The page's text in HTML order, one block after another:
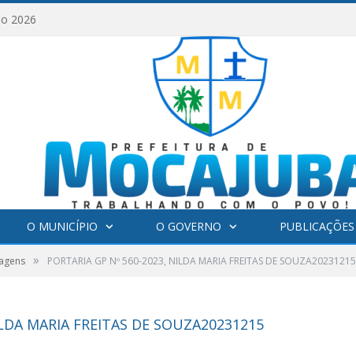
2026
O MUNICÍPIO O GOVERNO PUBLICAÇÕES
» PORTARIA GP Nº 560-2023, NILDA MARIA FREITAS DE SOUZA20231215
MARIA FREITAS DE SOUZA20231215